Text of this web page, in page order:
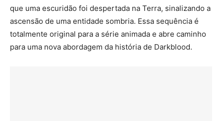
que uma escuridão foi despertada na Terra, sinalizando a
ascensão de uma entidade sombria. Essa sequência é
totalmente original para a série animada e abre caminho
para uma nova abordagem da história de Darkblood.